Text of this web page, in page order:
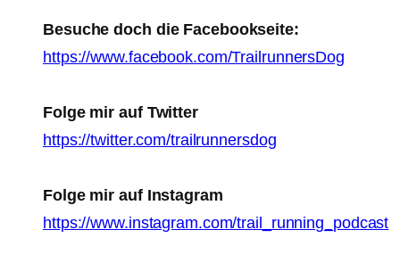
Besuche doch die Facebookseite:
https://www.facebook.com/TrailrunnersDog
Folge mir auf Twitter
https://twitter.com/trailrunnersdog
Folge mir auf Instagram
https://www.instagram.com/trail_running_podcast